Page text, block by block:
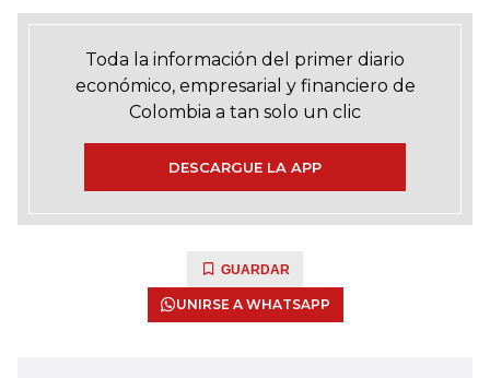
Toda la información del primer diario
económico, empresarial y financiero de
Colombia a tan solo un clic
DESCARGUE LA APP
GUARDAR
UNIRSE A WHATSAPP